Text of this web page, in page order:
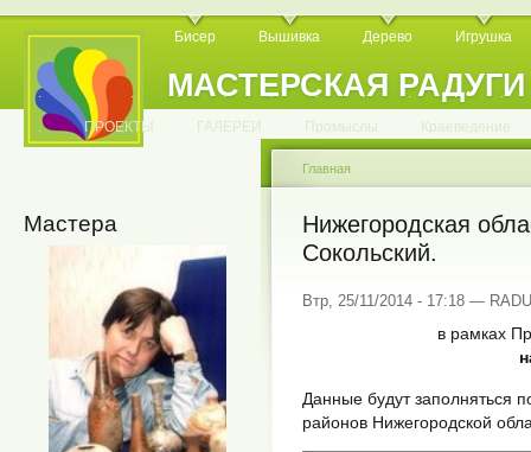
МАСТЕРСКАЯ РАДУГИ
Бисер Вышивка Дерево Игрушка
. . . . . . . . . . .
. ПРОЕКТЫ ГАЛЕРЕИ Промыслы Краеведение
Мастера
Главная
Нижегородская
Сокольский.
Втр, 25/11/2014 - 17:18 —
в рамках
Данные будут заполняться
районов Нижегородской